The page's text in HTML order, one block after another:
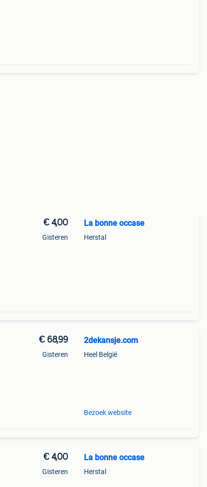
€ 4,00
Gisteren
La bonne occase
Herstal
€ 68,99
Gisteren
2dekansje.com
Heel België
Bezoek website
€ 4,00
Gisteren
La bonne occase
Herstal